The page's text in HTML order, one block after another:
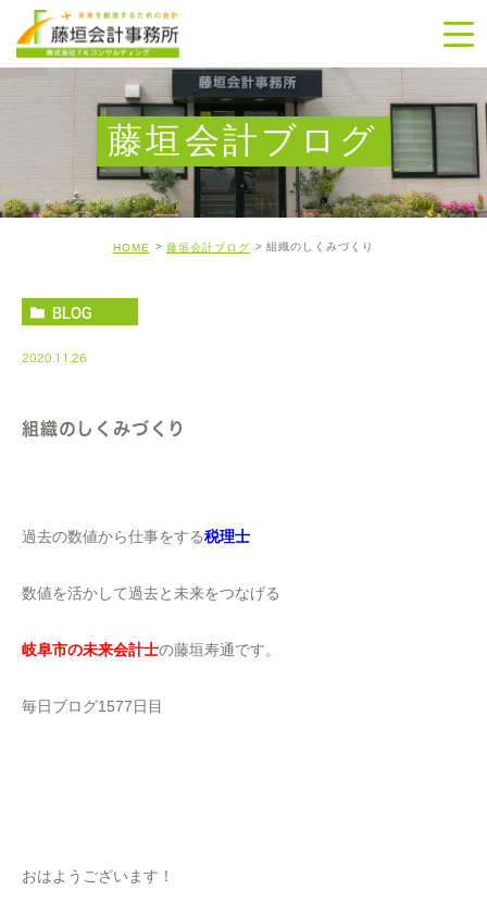
藤垣会計ブログ
HOME 藤垣会計ブログ 組織のしくみづくり
BLOG
2020.11.26
組織のしくみづくり
過去の数値から仕事をする税理士
数値を活かして過去と未来をつなげる
岐阜市の未来会計士の藤垣寿通です。
毎日ブログ1577日目
おはようございます！